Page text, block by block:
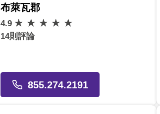
布萊瓦郡
4.9
14則評論
855.274.2191